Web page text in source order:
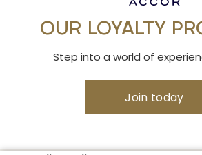
OUR LOYALTY
Step into a world of
Join today